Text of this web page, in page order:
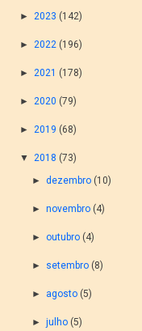
► 2023 (142)
► 2022 (196)
► 2021 (178)
► 2020 (79)
► 2019 (68)
▼ 2018 (73)
► dezembro (10)
► novembro (4)
► outubro (4)
► setembro (8)
► agosto (5)
► julho (5)